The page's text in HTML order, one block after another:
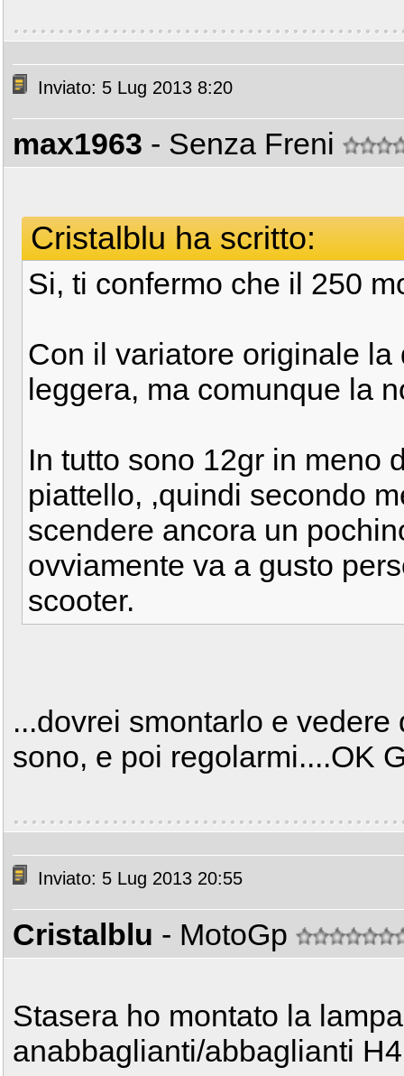
Inviato: 5 Lug 2013 8:20
max1963 - Senza Freni
Cristalblu ha scritto:
Si, ti confermo che il 250
Con il variatore originale la
leggera, ma comunque la
In tutto sono 12gr in meno
piattello, ,quindi secondo
scendere ancora un
ovviamente va a gusto
scooter.
...dovrei smontarlo e
sono, e poi regolarmi....OK
Inviato: 5 Lug 2013 20:55
Cristalblu - MotoGp
Stasera ho montato la
anabbaglianti/abbaglianti